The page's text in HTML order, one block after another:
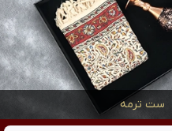
ست ترمه